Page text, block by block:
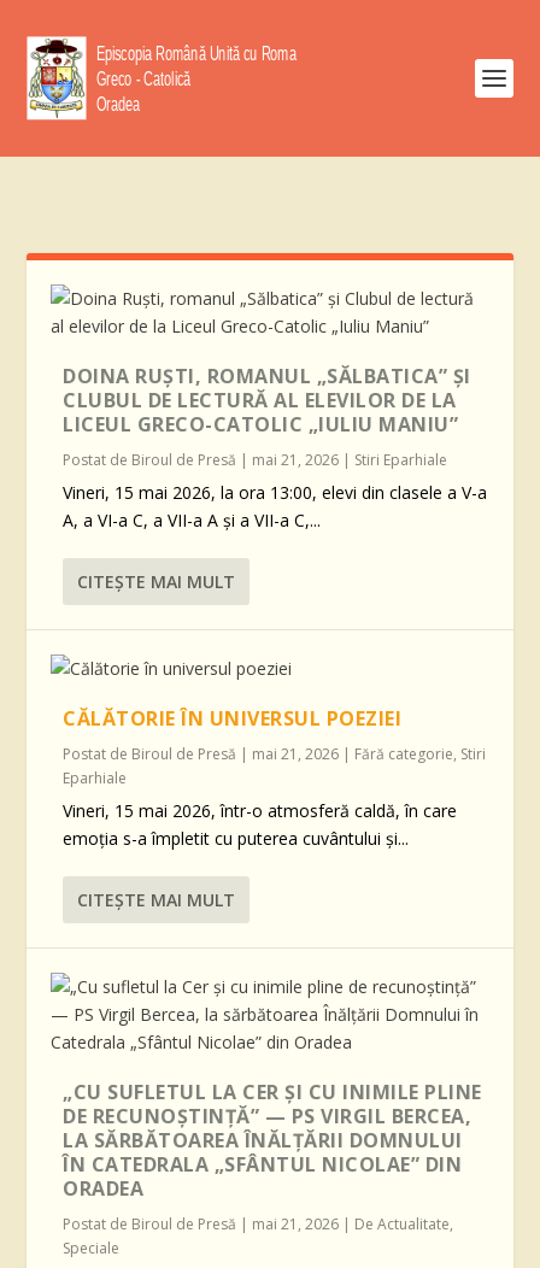
DOINA RUȘTI, ROMANUL „SĂLBATICA” ȘI
CLUBUL DE LECTURĂ AL ELEVILOR DE LA
LICEUL GRECO-CATOLIC „IULIU MANIU”
Postat de Biroul de Presă | mai 21, 2026 | Stiri Eparhiale
Vineri, 15 mai 2026, la ora 13:00, elevi din clasele a V-a
A, a VI-a C, a VII-a A și a VII-a C,...
CITEŞTE MAI MULT
CĂLĂTORIE ÎN UNIVERSUL POEZIEI
Postat de Biroul de Presă | mai 21, 2026 | Fără categorie, Stiri
Eparhiale
Vineri, 15 mai 2026, într-o atmosferă caldă, în care
emoția s-a împletit cu puterea cuvântului și...
CITEŞTE MAI MULT
„CU SUFLETUL LA CER ȘI CU INIMILE PLINE
DE RECUNOȘTINȚĂ” — PS VIRGIL BERCEA,
LA SĂRBĂTOAREA ÎNĂLȚĂRII DOMNULUI
ÎN CATEDRALA „SFÂNTUL NICOLAE” DIN
ORADEA
Postat de Biroul de Presă | mai 21, 2026 | De Actualitate,
Speciale